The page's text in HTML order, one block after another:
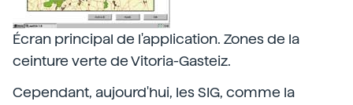
Écran principal de l'application. Zones de la
ceinture verte de Vitoria-Gasteiz.
Cependant, aujourd'hui, les SIG, comme la